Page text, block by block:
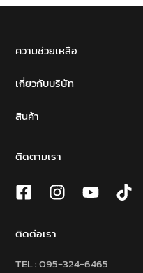
ความช่วยเหลือ
เกี่ยวกับบริษัท
สินค้า
ติดตามเรา
ติดต่อเรา
TEL :095-324-6465